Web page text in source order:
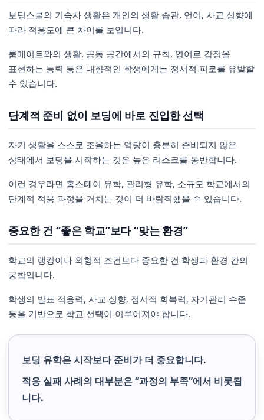
보딩스쿨의 기숙사 생활은 개인의 생활 습관, 언어, 사교 성향에
따라 적응도에 큰 차이를 보입니다.
룸메이트와의 생활, 공동 공간에서의 규칙, 영어로 감정을
표현하는 능력 등은 내향적인 학생에게는 정서적 피로를 유발할
수 있습니다.
단계적 준비 없이 보딩에 바로 진입한 선택
자기 생활을 스스로 조율하는 역량이 충분히 준비되지 않은
상태에서 보딩을 시작하는 것은 높은 리스크를 동반합니다.
이런 경우라면 홈스테이 유학, 관리형 유학, 소규모 학교에서의
단계적 적응 과정을 거치는 것이 더 바람직했을 수 있습니다.
중요한 건 “좋은 학교”보다 “맞는 환경”
학교의 랭킹이나 외형적 조건보다 중요한 건 학생과 환경 간의
궁합입니다.
학생의 발표 적응력, 사교 성향, 정서적 회복력, 자기관리 수준
등을 기반으로 학교 선택이 이루어져야 합니다.
보딩 유학은 시작보다 준비가 더 중요합니다.
적응 실패 사례의 대부분은 “과정의 부족”에서 비롯됩
니다.